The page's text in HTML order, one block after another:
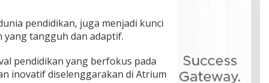
pendidikan, juga menjadi kunci
yang tangguh dan adaptif.
pendidikan yang berfokus pada
inovatif diselenggarakan di Atrium